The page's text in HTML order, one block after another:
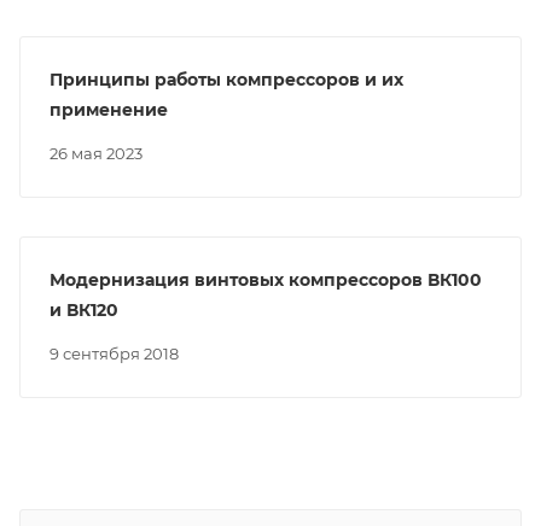
26 мая 2023
Принципы работы компрессоров и их
применение
9 сентября 2018
Модернизация винтовых компрессоров ВК100
и ВК120